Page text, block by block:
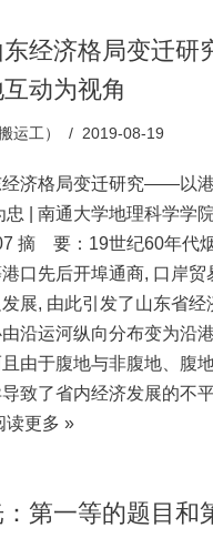
东经济格局变迁
动为视角
运工） 2019-08-19
经济格局变迁研究——以
忠 | 南通大学地理科学学
摘 要：19世纪60年代
口先后开埠通商, 口岸贸
展, 由此引发了山东省经
沿运河纵向分布变为沿
由于腹地与非腹地、腹
致了省内经济发展的不
读更多 »
第一等的题目和